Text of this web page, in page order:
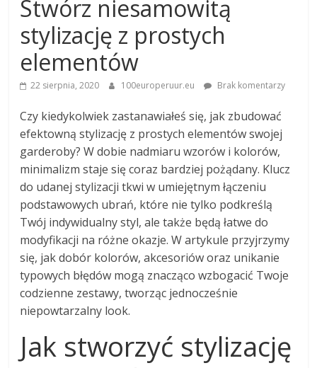
Stwórz niesamowitą
stylizację z prostych
elementów
22 sierpnia, 2020 100europeruur.eu Brak komentarzy
Czy kiedykolwiek zastanawiałeś się, jak zbudować
efektowną stylizację z prostych elementów swojej
garderoby? W dobie nadmiaru wzorów i kolorów,
minimalizm staje się coraz bardziej pożądany. Klucz
do udanej stylizacji tkwi w umiejętnym łączeniu
podstawowych ubrań, które nie tylko podkreślą
Twój indywidualny styl, ale także będą łatwe do
modyfikacji na różne okazje. W artykule przyjrzymy
się, jak dobór kolorów, akcesoriów oraz unikanie
typowych błędów mogą znacząco wzbogacić Twoje
codzienne zestawy, tworząc jednocześnie
niepowtarzalny look.
Jak stworzyć stylizację